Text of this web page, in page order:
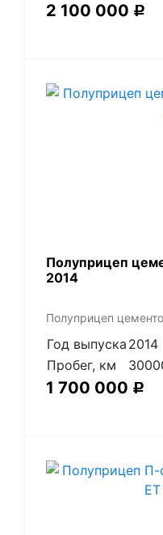
2 100 000 Р
Полуприцеп
2014
Полуприцеп
Год выпуска 2014
Пробег, км
1 700 000 Р